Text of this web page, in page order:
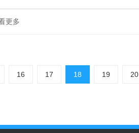
更多
16 17 18 19 20